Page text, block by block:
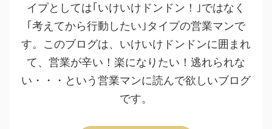
イプとしては｢いけいけドンドン！｣ではなく
｢考えてから行動したい｣タイプの営業マンで
す。このブログは、いけいけドンドンに囲まれ
て、営業が辛い！楽になりたい！逃れられな
い・・・という営業マンに読んで欲しいブログ
です。